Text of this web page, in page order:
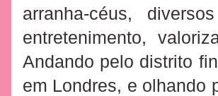
arranha-céus,
entretenimento,
Andando pelo distrito
em Londres, e olhando